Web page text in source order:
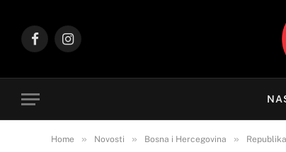
FacebookInstagram
Home » Novosti » Bosna i Hercegovina »